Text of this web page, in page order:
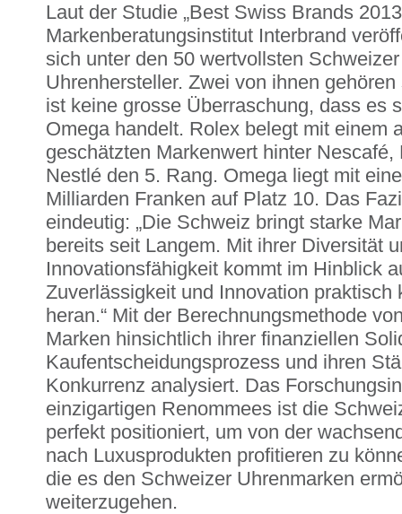
Laut der Studie „Best Swiss Brands
Markenberatungsinstitut Interbrand
sich unter den 50 wertvollsten
Uhrenhersteller. Zwei von ihnen
ist keine grosse Überraschung, dass es
Omega handelt. Rolex belegt mit einem
geschätzten Markenwert hinter
Nestlé den 5. Rang. Omega liegt mit
Milliarden Franken auf Platz 10. Das
eindeutig: „Die Schweiz bringt starke
bereits seit Langem. Mit ihrer Diversität
Innovationsfähigkeit kommt im Hinblick
Zuverlässigkeit und Innovation praktisch
heran.“ Mit der Berechnungsmethode
Marken hinsichtlich ihrer finanziellen
Kaufentscheidungsprozess und ihren
Konkurrenz analysiert. Das
einzigartigen Renommees ist die
perfekt positioniert, um von der
nach Luxusprodukten profitieren zu
die es den Schweizer Uhrenmarken
weiterzugehen.